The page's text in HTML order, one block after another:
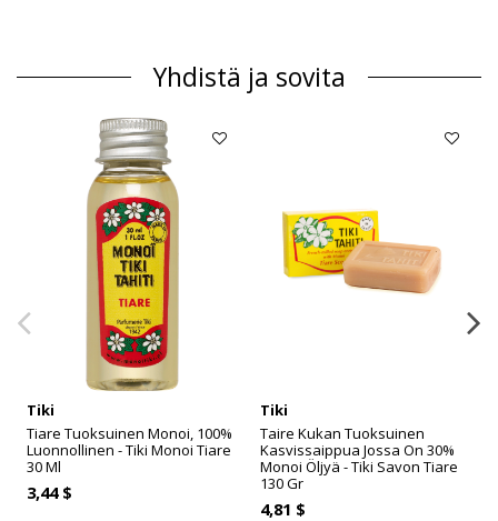
Yhdistä ja sovita
Tiki
Tiare Tuoksuinen Monoi, 100%
Luonnollinen - Tiki Monoi Tiare
30 Ml
3,44 $
Tiki
Taire Kukan Tuoksuinen
Kasvissaippua Jossa On 30%
Monoi Öljyä - Tiki Savon Tiare
130 Gr
4,81 $